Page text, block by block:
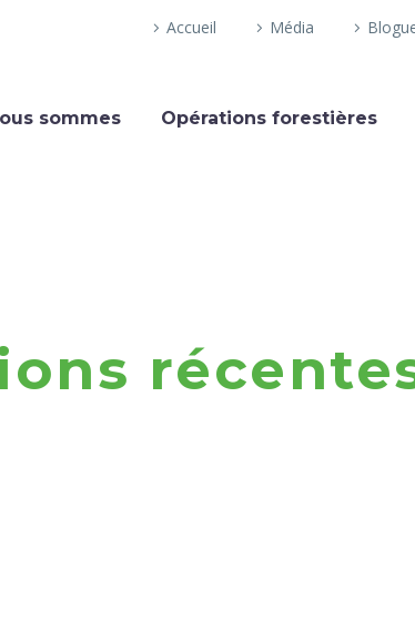
Accueil Média
sommes Opérations forestières